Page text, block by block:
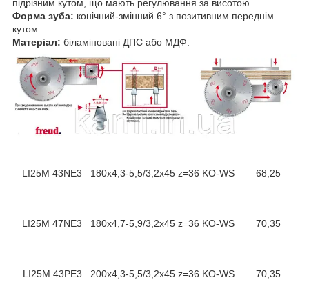
підрізним кутом, що мають регулювання за висотою.
Форма зуба: конічний-змінний 6° з позитивним переднім
кутом.
Матеріал: біламіновані ДПС або МДФ.
LI25M 43NE3 180х4,3-5,5/3,2х45 z=36 KO-WS 68,25
LI25M 47NE3 180х4,7-5,9/3,2х45 z=36 KO-WS 70,35
LI25M 43PE3 200х4,3-5,5/3,2х45 z=36 KO-WS 70,35